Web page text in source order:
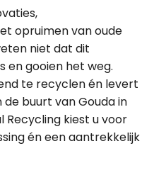
opruimen van oude
niet dat dit
en gooien het weg.
te recyclen én levert
de buurt van Gouda in
Recycling kiest u voor
én een aantrekkelijk